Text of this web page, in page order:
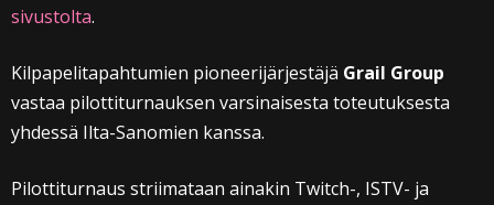
sivustolta.
Kilpapelitapahtumien pioneerijärjestäjä Grail Group
vastaa pilottiturnauksen varsinaisesta toteutuksesta
yhdessä Ilta-Sanomien kanssa.
Pilottiturnaus striimataan ainakin Twitch-, ISTV- ja